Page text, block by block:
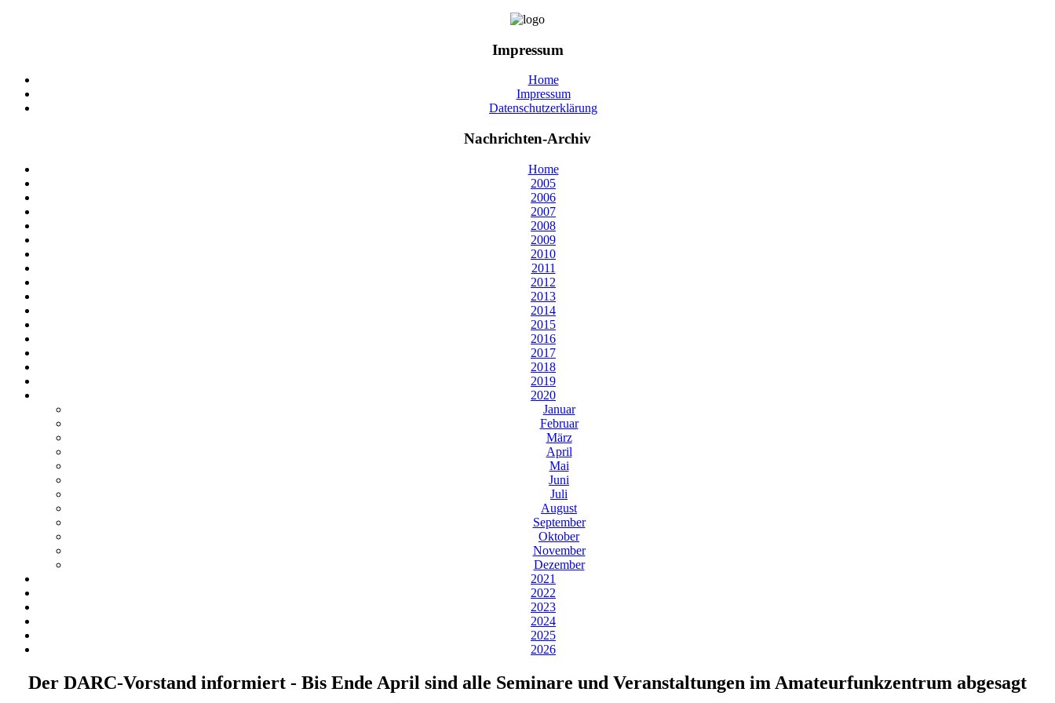
Impressum
Home
Impressum
Datenschutzerklärung
Nachrichten-Archiv
Home
2005
2006
2007
2008
2009
2010
2011
2012
2013
2014
2015
2016
2017
2018
2019
2020
Januar
Februar
März
April
Mai
Juni
Juli
August
September
Oktober
November
Dezember
2021
2022
2023
2024
2025
2026
Der DARC-Vorstand informiert - Bis Ende April sind alle Seminare und Veranstaltungen im Amateurfunkzentrum abgesagt